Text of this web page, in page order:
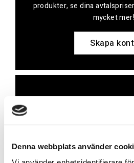
Denna webbplats använder
produkter, se dina
mycket mer!
Skapa
Vi finns här för